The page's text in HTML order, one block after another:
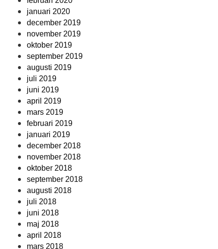
januari 2020
december 2019
november 2019
oktober 2019
september 2019
augusti 2019
juli 2019
juni 2019
april 2019
mars 2019
februari 2019
januari 2019
december 2018
november 2018
oktober 2018
september 2018
augusti 2018
juli 2018
juni 2018
maj 2018
april 2018
mars 2018